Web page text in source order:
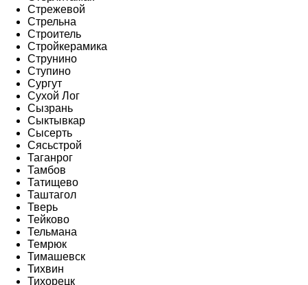
Стрежевой
Стрельна
Строитель
Стройкерамика
Струнино
Ступино
Сургут
Сухой Лог
Сызрань
Сыктывкар
Сысерть
Сясьстрой
Таганрог
Тамбов
Татищево
Таштагол
Тверь
Тейково
Тельмана
Темрюк
Тимашевск
Тихвин
Тихорецк